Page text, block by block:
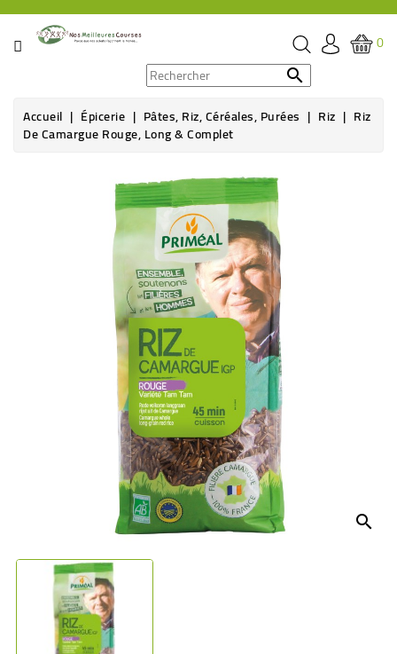
CATÉGORIE
ÉPICERIE
0

Accueil Épicerie Pâtes, Riz, Céréales, Purées Riz Riz
De Camargue Rouge, Long & Complet
search